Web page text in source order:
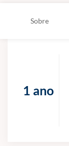
Sobre
1 ano